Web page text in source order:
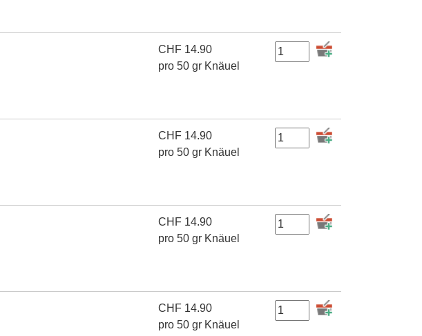
CHF 14.90
pro 50 gr Knäuel
CHF 14.90
pro 50 gr Knäuel
CHF 14.90
pro 50 gr Knäuel
CHF 14.90
pro 50 gr Knäuel